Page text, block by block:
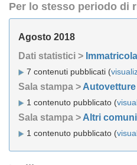
Per lo stesso periodo di
Agosto 2018
Dati statistici >
7 contenuti pubblicati (
Sala stampa > Autovetture
1 contenuto pubblicato (
Sala stampa > Altri
1 contenuto pubblicato (